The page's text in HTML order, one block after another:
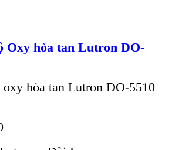
Oxy hòa tan Lutron DO-
hòa tan Lutron DO-5510